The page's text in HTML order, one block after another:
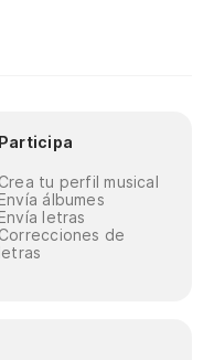
Participa
Crea tu perfil musical
Envía álbumes
Envía letras
Correcciones de
letras